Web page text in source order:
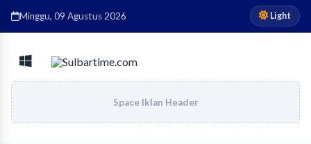
Minggu, 09 Agustus 2026 Light
Space Iklan Header